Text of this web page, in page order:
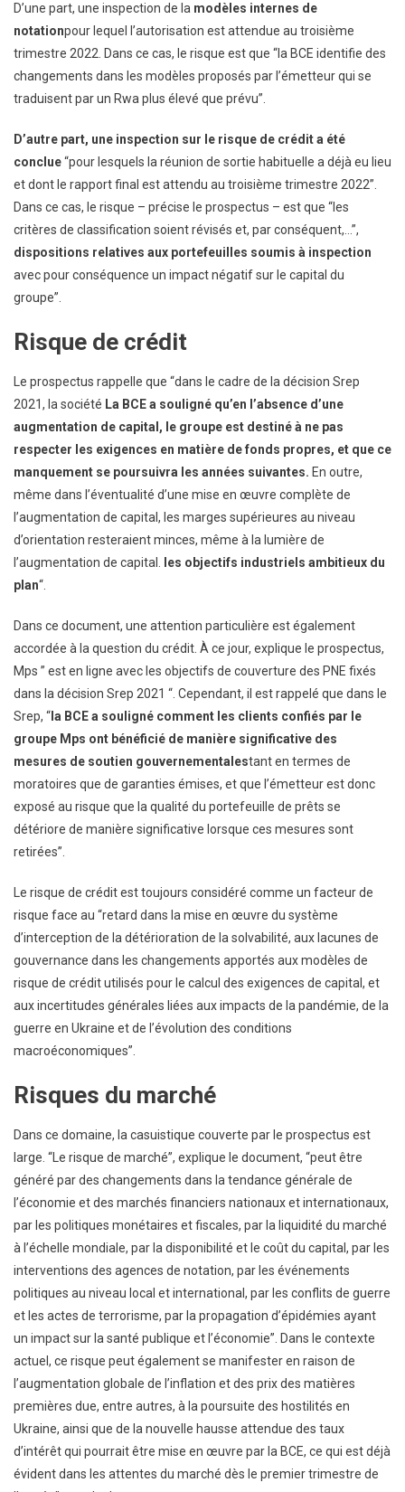
D’une part, une inspection de la modèles internes de
notationpour lequel l’autorisation est attendue au troisième
trimestre 2022. Dans ce cas, le risque est que “la BCE identifie des
changements dans les modèles proposés par l’émetteur qui se
traduisent par un Rwa plus élevé que prévu”.
D’autre part, une inspection sur le risque de crédit a été
conclue“pour lesquels la réunion de sortie habituelle a déjà eu lieu
et dont le rapport final est attendu au troisième trimestre 2022”.
Dans ce cas, le risque – précise le prospectus – est que “les
critères de classification soient révisés et, par conséquent,…”,
dispositions relatives aux portefeuilles soumis à inspection
avec pour conséquence un impact négatif sur le capital du
groupe”.
Risque de crédit
Le prospectus rappelle que “dans le cadre de la décision Srep
2021, la société La BCE a souligné qu’en l’absence d’une
augmentation de capital, le groupe est destiné à ne pas
respecter les exigences en matière de fonds propres, et que ce
manquement se poursuivra les années suivantes. En outre,
même dans l’éventualité d’une mise en œuvre complète de
l’augmentation de capital, les marges supérieures au niveau
d’orientation resteraient minces, même à la lumière de
l’augmentation de capital. les objectifs industriels ambitieux du
plan“.
Dans ce document, une attention particulière est également
accordée à la question du crédit. À ce jour, explique le prospectus,
Mps ” est en ligne avec les objectifs de couverture des PNE fixés
dans la décision Srep 2021 “. Cependant, il est rappelé que dans le
Srep, “ la BCE a souligné comment les clients confiés par le
groupe Mps ont bénéficié de manière significative des
mesures de soutien gouvernementalestant en termes de
moratoires que de garanties émises, et que l’émetteur est donc
exposé au risque que la qualité du portefeuille de prêts se
détériore de manière significative lorsque ces mesures sont
retirées”.
Le risque de crédit est toujours considéré comme un facteur de
risque face au “retard dans la mise en œuvre du système
d’interception de la détérioration de la solvabilité, aux lacunes de
gouvernance dans les changements apportés aux modèles de
risque de crédit utilisés pour le calcul des exigences de capital, et
aux incertitudes générales liées aux impacts de la pandémie, de la
guerre en Ukraine et de l’évolution des conditions
macroéconomiques”.
Risques du marché
Dans ce domaine, la casuistique couverte par le prospectus est
large. “Le risque de marché”, explique le document, “peut être
généré par des changements dans la tendance générale de
l’économie et des marchés financiers nationaux et internationaux,
par les politiques monétaires et fiscales, par la liquidité du marché
à l’échelle mondiale, par la disponibilité et le coût du capital, par les
interventions des agences de notation, par les événements
politiques au niveau local et international, par les conflits de guerre
et les actes de terrorisme, par la propagation d’épidémies ayant
un impact sur la santé publique et l’économie”. Dans le contexte
actuel, ce risque peut également se manifester en raison de
l’augmentation globale de l’inflation et des prix des matières
premières due, entre autres, à la poursuite des hostilités en
Ukraine, ainsi que de la nouvelle hausse attendue des taux
d’intérêt qui pourrait être mise en œuvre par la BCE, ce qui est déjà
évident dans les attentes du marché dès le premier trimestre de